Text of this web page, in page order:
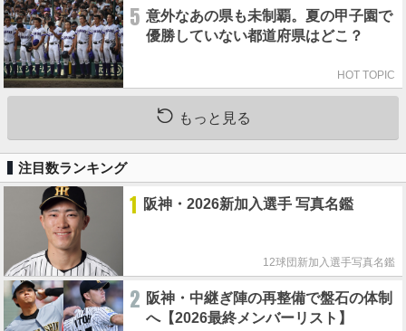
5 意外なあの県も未制覇。夏の甲子園で
優勝していない都道府県はどこ？
HOT TOPIC
もっと見る
注目数ランキング
1 阪神・2026新加入選手 写真名鑑
12球団新加入選手写真名鑑
2 阪神・中継ぎ陣の再整備で盤石の体制
へ【2026最終メンバーリスト】